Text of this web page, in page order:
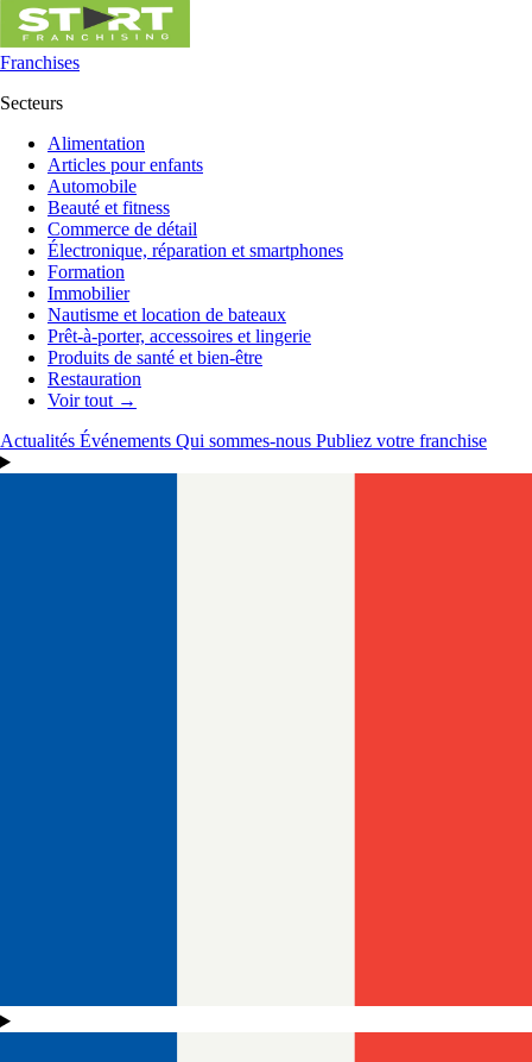
Franchises
Secteurs
Alimentation
Articles pour enfants
Automobile
Beauté et fitness
Commerce de détail
Électronique, réparation et smartphones
Formation
Immobilier
Nautisme et location de bateaux
Prêt-à-porter, accessoires et lingerie
Produits de santé et bien-être
Restauration
Voir tout →
Actualités Événements Qui sommes-nous Publiez votre franchise